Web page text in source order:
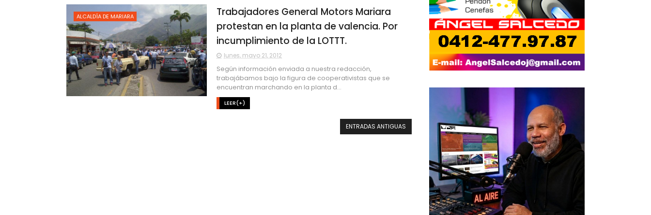
ALCALDÍA DE MARIARA
Trabajadores General Motors Mariara
protestan en la planta de valencia. Por
incumplimiento de la LOTTT.
lunes, mayo 21, 2012
Según información enviada a nuestra redacción,
trabajábamos bajo la figura de cooperativistas que se
encuentran marchando en la planta d...
LEER(+)
ENTRADAS ANTIGUAS